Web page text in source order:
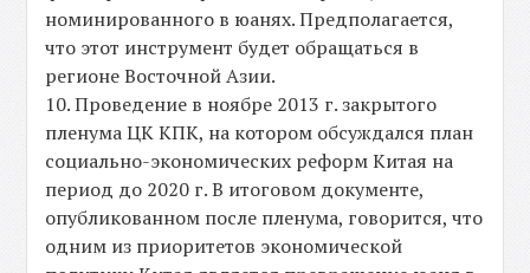
номинированного в юанях. Предполагается,
что этот инструмент будет обращаться в
регионе Восточной Азии.
10. Проведение в ноябре 2013 г. закрытого
пленума ЦК КПК, на котором обсуждался план
социально-экономических реформ Китая на
период до 2020 г. В итоговом документе,
опубликованном после пленума, говорится, что
одним из приоритетов экономической